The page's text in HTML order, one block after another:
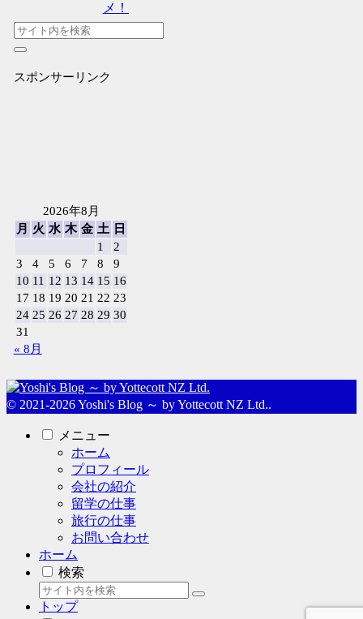
メ！
スポンサーリンク
2026年8月
月
火 水 木 金 土
日
1
2
3
4 5 6 7 8
9
10 11 12 13 14 15 16
17 18 19 20 21 22 23
24 25 26 27 28 29 30
31
« 8月
© 2021-2026 Yoshi's Blog ～ by Yottecott NZ Ltd..
メニュー
ホーム
プロフィール
会社の紹介
留学の仕事
旅行の仕事
お問い合わせ
ホーム
検索
トップ